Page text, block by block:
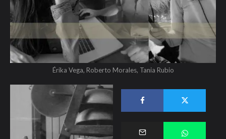
Érika Vega, Roberto Morales, Tania Rubio